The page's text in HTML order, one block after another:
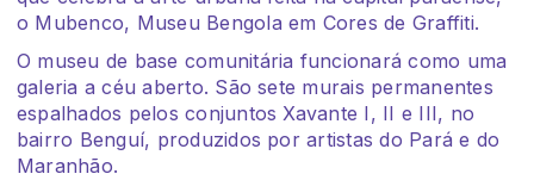
o Mubenco, Museu Bengola em Cores de Graffiti.
O museu de base comunitária funcionará como uma
galeria a céu aberto. São sete murais permanentes
espalhados pelos conjuntos Xavante I, II e III, no
bairro Benguí, produzidos por artistas do Pará e do
Maranhão.